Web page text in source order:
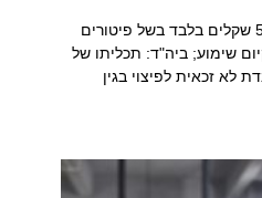
ביה"ד פסק לעובדת פיצוי של 5,000 שקלים בלבד בשל פיטורים
שימוע; ביה"ד: תכליתו של
לא זכאית לפיצוי בגין